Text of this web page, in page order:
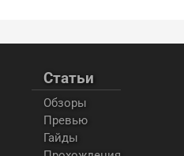
Статьи
Обзоры
Превью
Гайды